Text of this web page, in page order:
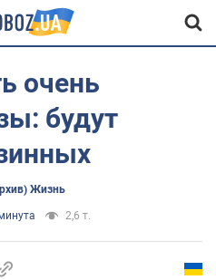
очень
будут
Жизнь
2,6 т.